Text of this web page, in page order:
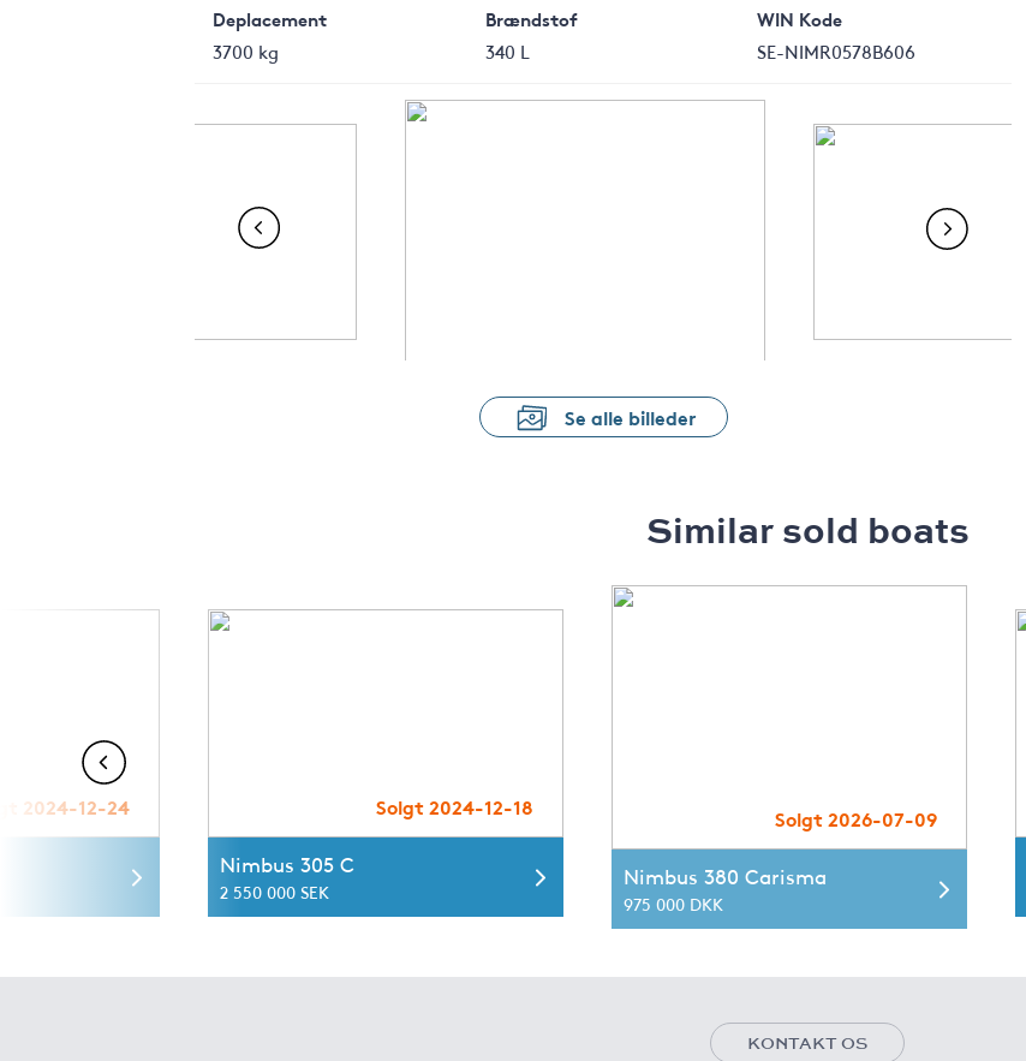
Deplacement
3700 kg
Brændstof
340 L
WIN Kode
SE-NIMR0578B606
Se alle billeder
Similar sold boats
2024-12-24 Solgt 2024-12-18
Nimbus 305 C
2 550 000 SEK
Solgt 2026-07-09
Nimbus 380 Carisma
975 000 DKK
KONTAKT OS